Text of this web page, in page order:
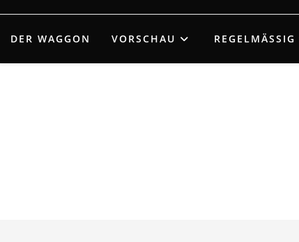
springen
DER WAGGON VORSCHAU REGELMÄSSIG